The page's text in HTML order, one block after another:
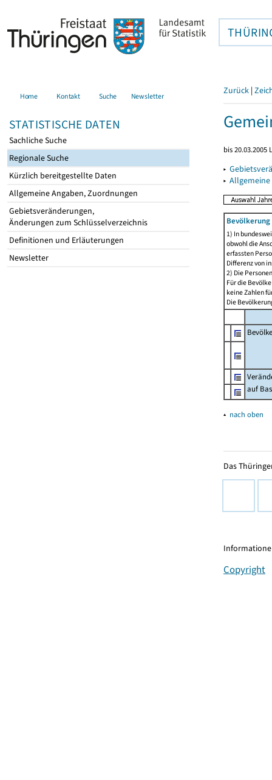
Home Kontakt Suche Newsletter
STATISTISCHE DATEN
Sachliche Suche
Regionale Suche
Kürzlich bereitgestellte Daten
Allgemeine Angaben, Zuordnungen
Gebietsveränderungen,
Änderungen zum Schlüsselverzeichnis
Definitionen und Erläuterungen
Newsletter
Zurück |
bis
▸
▸
1) In
obwohl die
erfassten
Differenz von
2) Die
Für die
keine Zahlen
Die
auf
▴ nach oben
Das
Copyright